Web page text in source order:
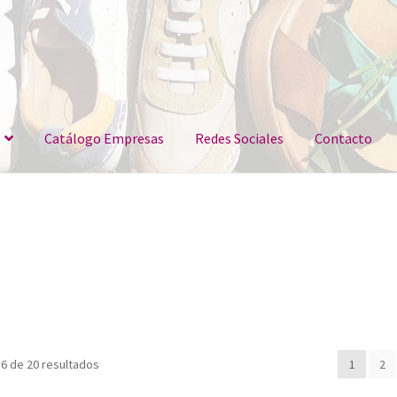
Catálogo Empresas Redes Sociales Contacto
de 20 resultados 1 2